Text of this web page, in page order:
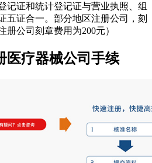
记证和统计登记证与营业执照、组
五证合一。部分地区注册公司，刻
公司刻章费用为200元）
医疗器械公司手续